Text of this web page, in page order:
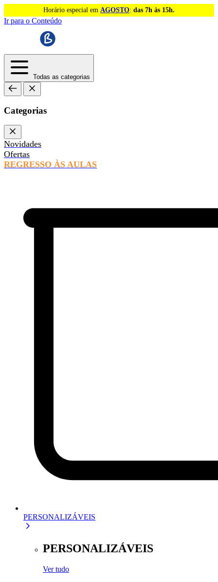
Horário especial em AGOSTO: das 7h às 15h.
Ir para o Conteúdo
Todas as categorias
Categorias
Novidades
Ofertas
REGRESSO ÀS AULAS
PERSONALIZÁVEIS
PERSONALIZÁVEIS
Ver tudo